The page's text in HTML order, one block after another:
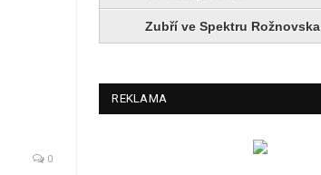
0
Zubří ve Spektru Rožnovska
REKLAMA